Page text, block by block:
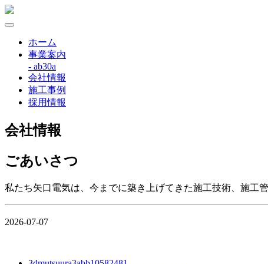
ホーム
事業案内
- ab30a
会社情報
施工事例
採用情報
会社情報
ごあいさつ
私たち矢口電気は、今までに築き上げてきた施工技術、施工
2026-07-07